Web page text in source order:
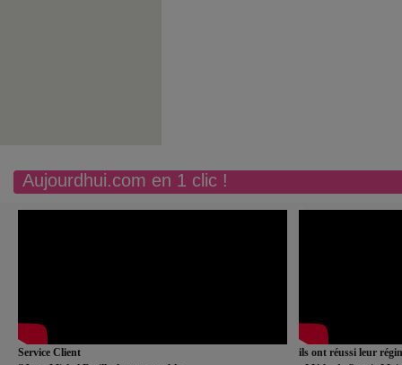
Aujourdhui.com en 1 clic !
Service Client
ils ont réussi leur